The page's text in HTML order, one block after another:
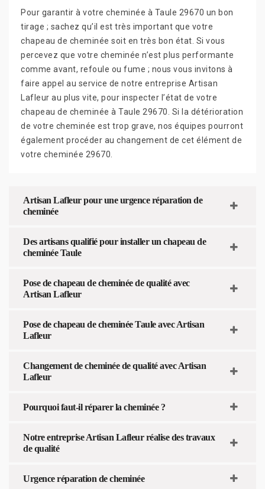
Pour garantir à votre cheminée à Taule 29670 un bon
tirage ; sachez qu’il est très important que votre
chapeau de cheminée soit en très bon état. Si vous
percevez que votre cheminée n’est plus performante
comme avant, refoule ou fume ; nous vous invitons à
faire appel au service de notre entreprise Artisan
Lafleur au plus vite, pour inspecter l’état de votre
chapeau de cheminée à Taule 29670. Si la détérioration
de votre cheminée est trop grave, nos équipes pourront
également procéder au changement de cet élément de
votre cheminée 29670.
Artisan Lafleur pour une urgence réparation de
cheminée
Des artisans qualifié pour installer un chapeau de
cheminée Taule
Pose de chapeau de cheminée de qualité avec
Artisan Lafleur
Pose de chapeau de cheminée Taule avec Artisan
Lafleur
Changement de cheminée de qualité avec Artisan
Lafleur
Pourquoi faut-il réparer la cheminée ?
Notre entreprise Artisan Lafleur réalise des travaux
de qualité
Urgence réparation de cheminée